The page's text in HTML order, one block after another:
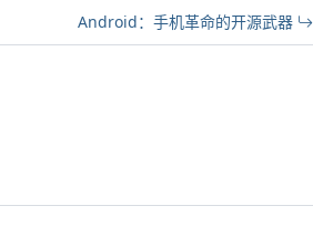
Android：手机革命的开源武器